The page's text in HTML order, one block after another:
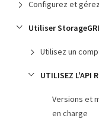
Configurez et gérez
Utiliser
Utilisez un
UTILISEZ L'API
Versions et
en charge